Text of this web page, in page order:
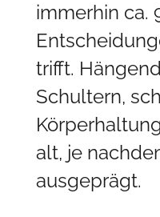
immerhin ca.
trifft.
Schultern,
alt, je
ausgeprägt.